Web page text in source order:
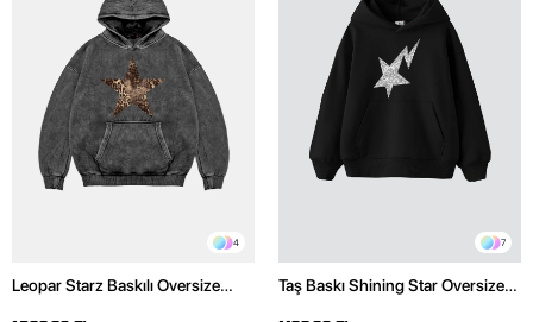
4
Leopar Starz Baskılı Oversize
7
Taş Baskı Shining Star Oversize